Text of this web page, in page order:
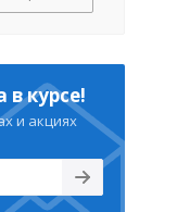
в курсе!
и акциях